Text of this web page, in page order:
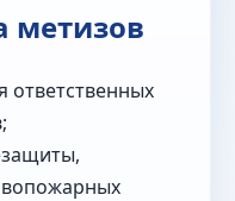
метизов
ответственных